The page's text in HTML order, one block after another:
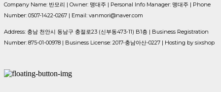
Company Name: 반모리 | Owner: 맹대주 | Personal Info Manager: 맹대주 | Phone
Number: 0507-1422-0267 | Email: vanmori@naver.com
Address: 충남 천안시 동남구 충절로23 (신부동473-11) B1층 | Business Registration
Number: 875-01-00978 | Business License: 2017-충남아산-0227 | Hosting by sixshop